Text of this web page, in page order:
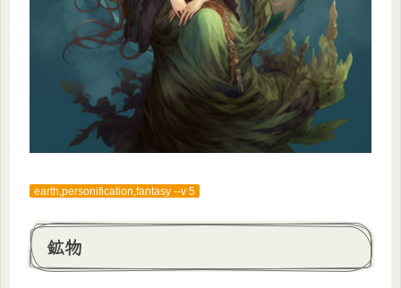
earth,personification,fantasy --v 5
鉱物